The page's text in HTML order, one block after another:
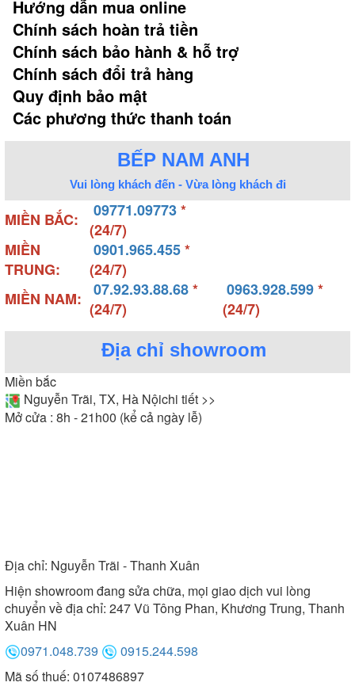
Hướng dẫn mua online
Chính sách hoàn trả tiền
Chính sách bảo hành & hỗ trợ
Chính sách đổi trả hàng
Quy định bảo mật
Các phương thức thanh toán
BẾP NAM ANH
Vui lòng khách đến - Vừa lòng khách đi
MIỀN BẮC: 09771.09773*
(24/7)
MIỀN
TRUNG:
0901.965.455*
(24/7)
MIỀN NAM:
07.92.93.88.68*
(24/7)
0963.928.599*
(24/7)
Địa chỉ showroom
Miền bắc
Nguyễn Trãi, TX, Hà Nộichi tiết >>
Mở cửa : 8h - 21h00 (kể cả ngày lễ)
Địa chỉ: Nguyễn Trãi - Thanh Xuân
Hiện showroom đang sửa chữa, mọi giao dịch vui lòng
chuyển về địa chỉ: 247 Vũ Tông Phan, Khương Trung, Thanh
Xuân HN
0971.048.739
0915.244.598
Mã số thuế: 0107486897